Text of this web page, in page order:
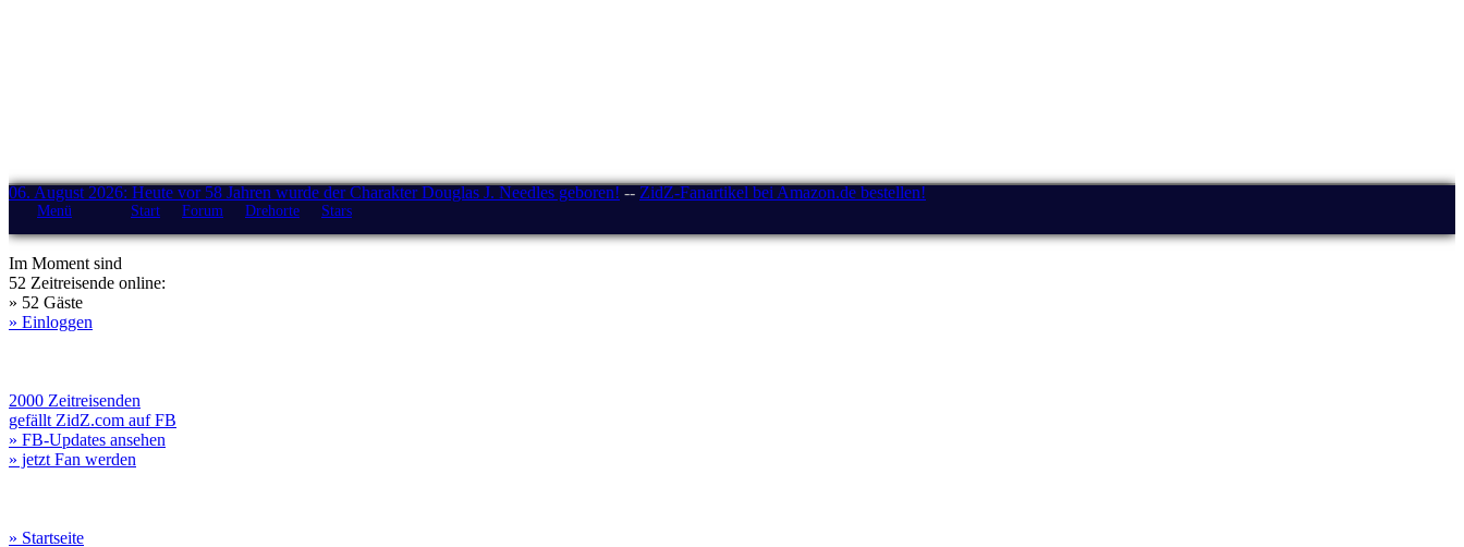
06. August 2026: Heute vor 58 Jahren wurde der Charakter Douglas J. Needles geboren! -- ZidZ-Fanartikel bei Amazon.de bestellen!
Menü Start Forum Drehorte Stars
Im Moment sind
52 Zeitreisende online:
» 52 Gäste
» Einloggen
2000 Zeitreisenden
gefällt ZidZ.com auf FB
» FB-Updates ansehen
» jetzt Fan werden
» Startseite